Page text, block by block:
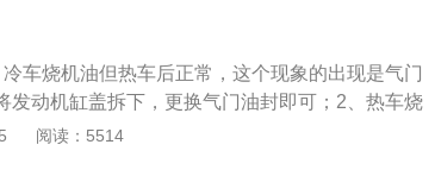
在活塞部位会有积碳产生，同时也会有一定程度
间隙不断变大，机油更加容易进入燃烧室，这也是
换高一级的粘度机油。3、机油粘度过小：如果使
发生烧机油现象。机油粘度过小时，具有很好的流
参与燃烧。4、机油量过多：机油压力过大，会
车烧机油但热车后正常，这个现象的出现是气门
发动机缸盖拆下，更换气门油封即可；2、热车烧
排气管依然排出蓝烟，这说明活塞环出现了密封
阅读：5514